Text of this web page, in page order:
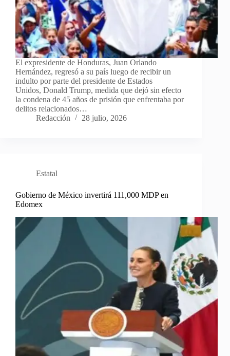
El expresidente de Honduras, Juan Orlando
Hernández, regresó a su país luego de recibir un
indulto por parte del presidente de Estados
Unidos, Donald Trump, medida que dejó sin efecto
la condena de 45 años de prisión que enfrentaba por
delitos relacionados…
Redacción
28 julio, 2026
Estatal
Gobierno de México invertirá 111,000 MDP en
Edomex